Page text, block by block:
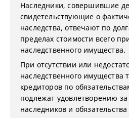
Наследники, совершившие
свидетельствующие о
наследства, отвечают по
пределах стоимости всего
наследственного имущества.
При отсутствии или
наследственного имущества
кредиторов по
подлежат удовлетворению
наследников и